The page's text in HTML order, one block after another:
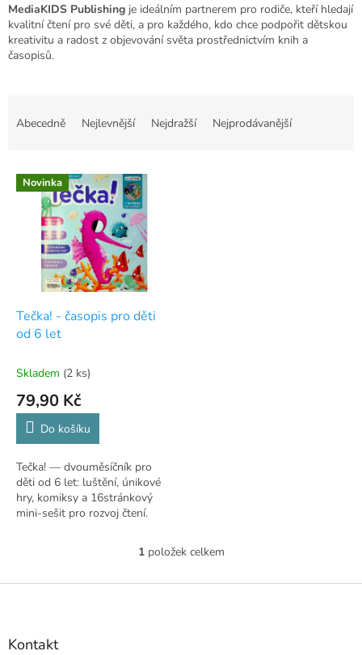
MediaKIDS Publishing je ideálním partnerem pro rodiče, kteří hledají
kvalitní čtení pro své děti, a pro každého, kdo chce podpořit dětskou
kreativitu a radost z objevování světa prostřednictvím knih a
časopisů.
Abecedně Nejlevnější Nejdražší Nejprodávanější
V
d
Novinka
Tečka! - časopis pro děti
od 6 let
Skladem (2 ks)
79,90 Kč
Do košíku
Tečka! — dvouměsíčník pro
děti od 6 let: luštění, únikové
hry, komiksy a 16stránkový
mini-sešit pro rozvoj čtení.
O
l
1položek celkem
Z
Kontakt